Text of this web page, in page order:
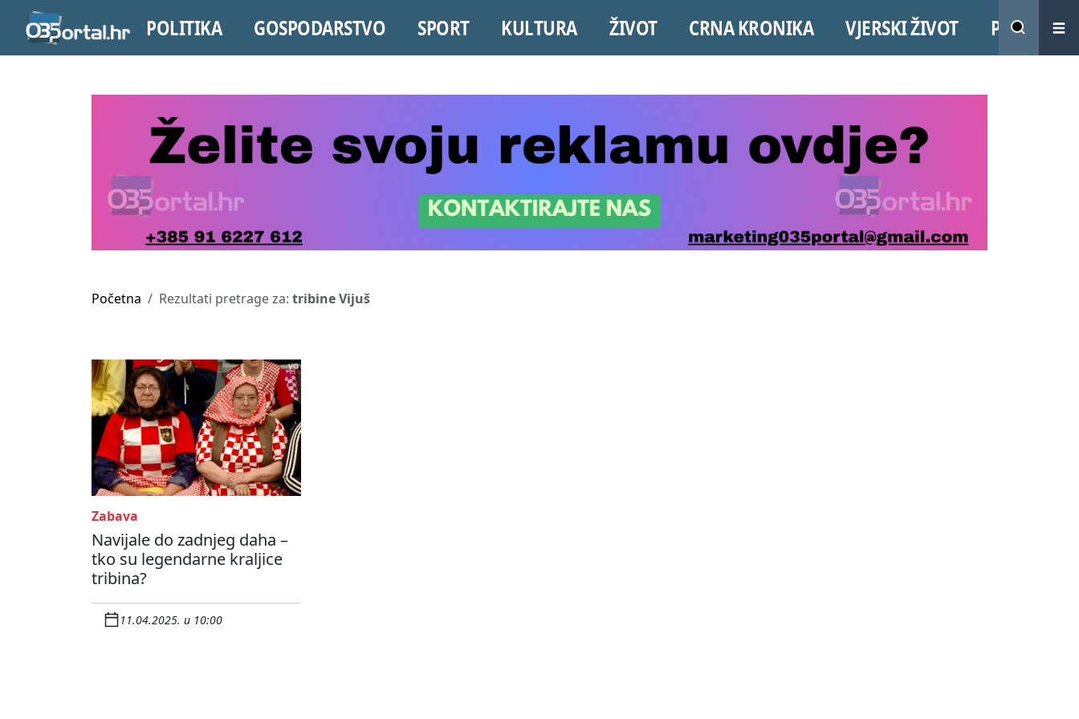
POLITIKA GOSPODARSTVO SPORT KULTURA ŽIVOT CRNA KRONIKA VJERSKI ŽIVOT PROMO
Početna Rezultati pretrage za: tribine Vijuš
Zabava
Navijale do zadnjeg daha –
tko su legendarne kraljice
tribina?
11.04.2025. u 10:00